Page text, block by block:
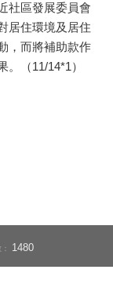
社區發展委員會
居住環境及居住
，而將補助款作
（11/14*1）
1480